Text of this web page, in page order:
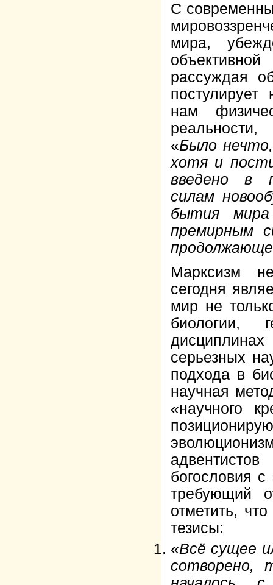
С
мира,
рассуждая
нам
«Было
хотя и
введено в
силам
бытия мира
премирным
Марксизм
сегодня
мир не
биологии,
дисциплинах
серьезных
подхода в
научная
«научного
богословия
требующий
отметить,
тезисы:
«Всё сущее
сотворено,